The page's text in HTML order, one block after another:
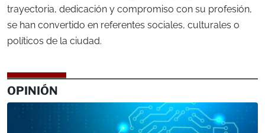
trayectoria, dedicación y compromiso con su profesión,
se han convertido en referentes sociales, culturales o
políticos de la ciudad.
OPINIÓN